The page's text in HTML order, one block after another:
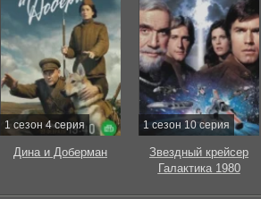
1 сезон 4 серия
Дина и Доберман
1 сезон 10 серия
Звездный крейсер
Галактика 1980